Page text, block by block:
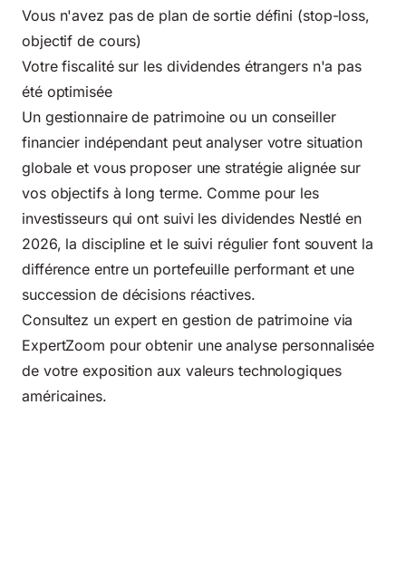
Vous n'avez pas de plan de sortie défini (stop-loss,
objectif de cours)
Votre fiscalité sur les dividendes étrangers n'a pas
été optimisée
Un gestionnaire de patrimoine ou un conseiller
financier indépendant peut analyser votre situation
globale et vous proposer une stratégie alignée sur
vos objectifs à long terme. Comme pour les
investisseurs qui ont suivi les dividendes Nestlé en
2026, la discipline et le suivi régulier font souvent la
différence entre un portefeuille performant et une
succession de décisions réactives.
Consultez un expert en gestion de patrimoine via
ExpertZoom pour obtenir une analyse personnalisée
de votre exposition aux valeurs technologiques
américaines.